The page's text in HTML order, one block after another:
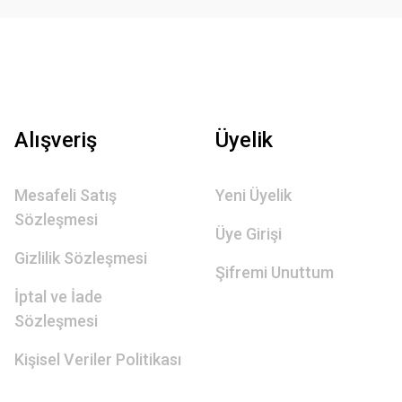
Alışveriş
Mesafeli Satış
Sözleşmesi
Gizlilik Sözleşmesi
İptal ve İade
Sözleşmesi
Kişisel Veriler Politikası
Üyelik
Yeni Üyelik
Üye Girişi
Şifremi Unuttum